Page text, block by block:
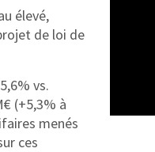
élevé,
de loi de
vs.
(+5,3% à
menés
ces